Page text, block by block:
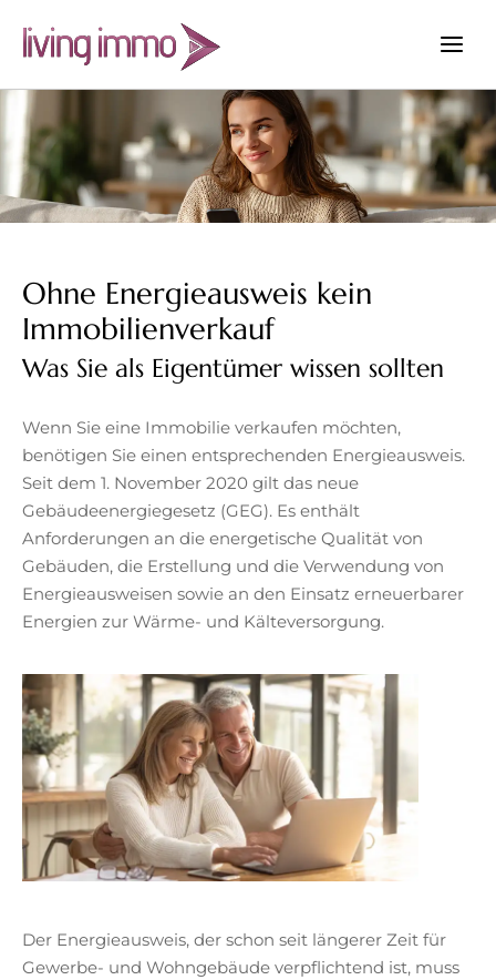
Inhalt
Ohne Energieausweis kein
Immobilienverkauf
Was Sie als Eigentümer wissen sollten
Wenn Sie eine Immobilie verkaufen möchten,
benötigen Sie einen entsprechenden Energieausweis.
Seit dem 1. November 2020 gilt das neue
Gebäudeenergiegesetz (GEG). Es enthält
Anforderungen an die energetische Qualität von
Gebäuden, die Erstellung und die Verwendung von
Energieausweisen sowie an den Einsatz erneuerbarer
Energien zur Wärme- und Kälteversorgung.
Der Energieausweis, der schon seit längerer Zeit für
Gewerbe- und Wohngebäude verpflichtend ist, muss